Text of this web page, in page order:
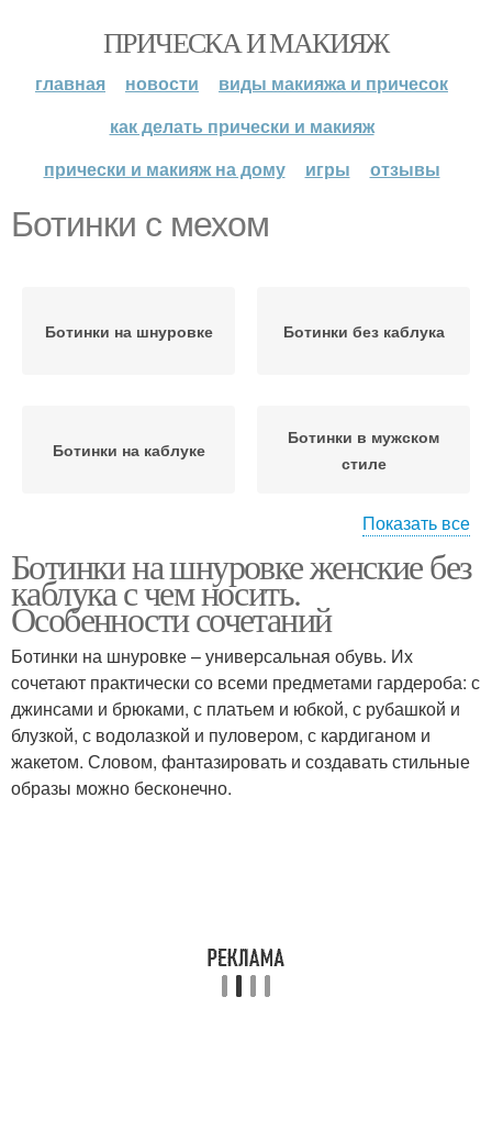
ПРИЧЕСКА И МАКИЯЖ
главная новости
виды макияжа и причесок
как делать прически и макияж
прически и макияж на дому
игры отзывы
Ботинки с мехом
Ботинки на шнуровке Ботинки без каблука
Ботинки на каблуке
Ботинки в мужском
стиле
Женские ботинки
Показать все
Ботинки на шнуровке женские без
каблука с чем носить.
Особенности сочетаний
Ботинки на шнуровке – универсальная обувь. Их
сочетают практически со всеми предметами гардероба: с
джинсами и брюками, с платьем и юбкой, с рубашкой и
блузкой, с водолазкой и пуловером, с кардиганом и
жакетом. Словом, фантазировать и создавать стильные
образы можно бесконечно.